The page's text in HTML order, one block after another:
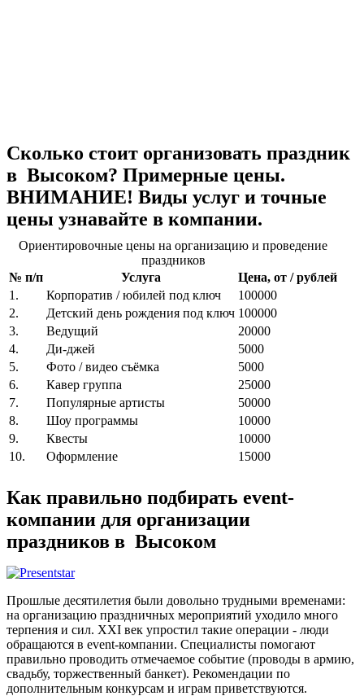
Сколько стоит организовать праздник
в Высоком? Примерные цены.
ВНИМАНИЕ! Виды услуг и точные
цены узнавайте в компании.
Ориентировочные цены на организацию и проведение
праздников
№ п/п
Услуга
Цена, от / рублей
1.
Корпоратив / юбилей под ключ
100000
2.
Детский день рождения под ключ 100000
3.
Ведущий
20000
4.
Ди-джей
5000
5.
Фото / видео съёмка
5000
6.
Кавер группа
25000
7.
Популярные артисты
50000
8.
Шоу программы
10000
9.
Квесты
10000
10.
Оформление 15000
Как правильно подбирать event-
компании для организации
праздников в Высоком
Прошлые десятилетия были довольно трудными временами:
на организацию праздничных мероприятий уходило много
терпения и сил. XXI век упростил такие операции - люди
обращаются в event-компании. Специалисты помогают
правильно проводить отмечаемое событие (проводы в армию,
свадьбу, торжественный банкет). Рекомендации по
дополнительным конкурсам и играм приветствуются.